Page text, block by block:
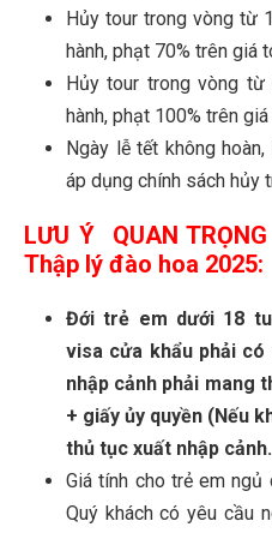
Hủy tour trong vòng từ
hành, phạt 70% trên giá
Hủy tour trong vòng
hành, phạt 100% trên giá
Ngày lễ tết không
áp dụng chính sách hủy
LƯU Ý QUAN
Thập lý đào hoa 2025:
Đới trẻ em dưới 18
visa cửa khẩu phải
nhập cảnh phải mang
+ giấy ủy quyền (Nếu
thủ tục xuất nhập cảnh.
Giá tính cho trẻ em ngủ
Quý khách có yêu cầu